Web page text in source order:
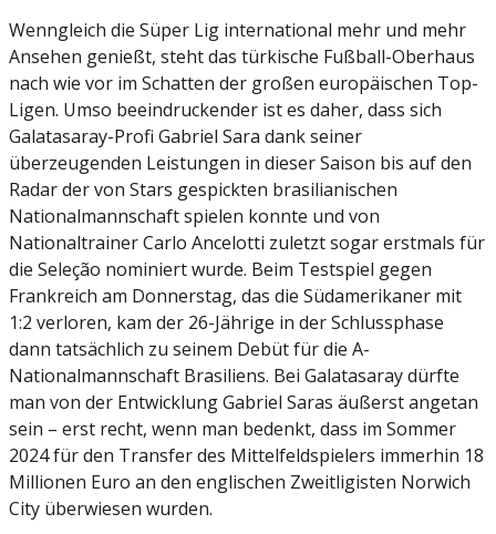
Wenngleich die Süper Lig international mehr und mehr
Ansehen genießt, steht das türkische Fußball-Oberhaus
nach wie vor im Schatten der großen europäischen Top-
Ligen. Umso beeindruckender ist es daher, dass sich
Galatasaray-Profi Gabriel Sara dank seiner
überzeugenden Leistungen in dieser Saison bis auf den
Radar der von Stars gespickten brasilianischen
Nationalmannschaft spielen konnte und von
Nationaltrainer Carlo Ancelotti zuletzt sogar erstmals für
die Seleção nominiert wurde. Beim Testspiel gegen
Frankreich am Donnerstag, das die Südamerikaner mit
1:2 verloren, kam der 26-Jährige in der Schlussphase
dann tatsächlich zu seinem Debüt für die A-
Nationalmannschaft Brasiliens. Bei Galatasaray dürfte
man von der Entwicklung Gabriel Saras äußerst angetan
sein – erst recht, wenn man bedenkt, dass im Sommer
2024 für den Transfer des Mittelfeldspielers immerhin 18
Millionen Euro an den englischen Zweitligisten Norwich
City überwiesen wurden.